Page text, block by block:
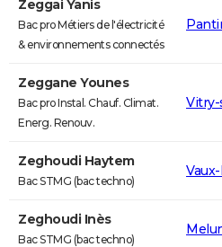
Zeggai Yanis
Bac pro Métiers de l'électricité
& environnements connectés
Zeggane Younes
Bac pro Instal. Chauf. Climat.
Energ. Renouv.
Vitry-
Zeghoudi Haytem
Bac STMG (bac techno)
Zeghoudi Inès
Bac STMG (bac techno)